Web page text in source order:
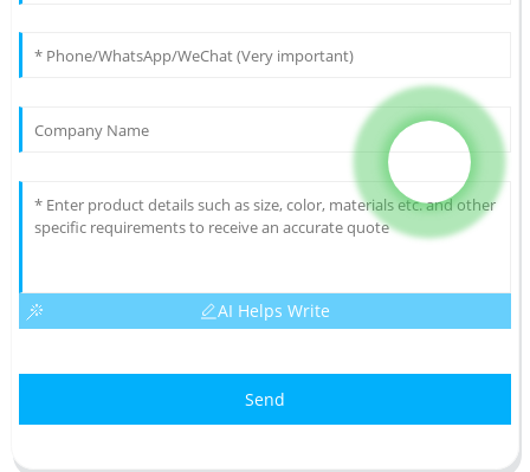
AI Helps Write
Send